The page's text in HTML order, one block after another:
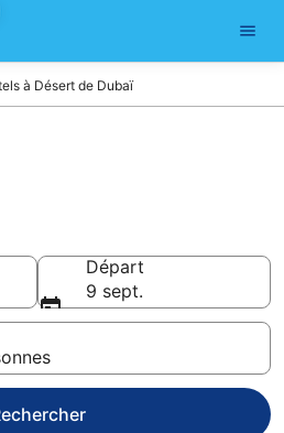
à Désert de Dubaï
Départ
9 sept.